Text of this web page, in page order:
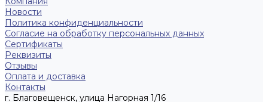
Новости
Политика конфиденциальности
Согласие на обработку персональных данных
Сертификаты
Реквизиты
Отзывы
Оплата и доставка
Контакты
г. Благовещенск, улица Нагорная 1/16